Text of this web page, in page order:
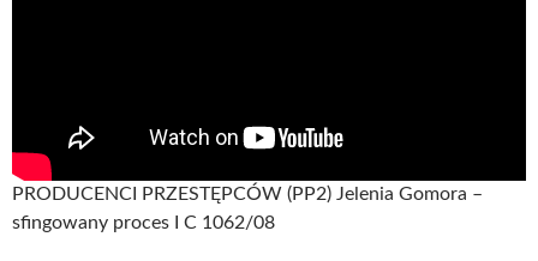
PRODUCENCI PRZESTĘPCÓW (PP2) Jelenia Gomora –
sfingowany proces I C 1062/08